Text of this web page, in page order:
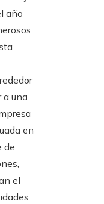
año
a una
en
de
el